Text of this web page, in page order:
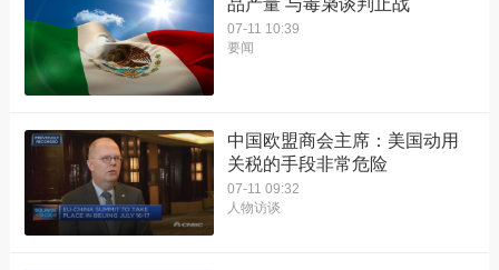
07-11 10:39
要闻
中国欧盟商会主席：美国动用
关税的手段非常危险
07-11 09:32
人物访谈